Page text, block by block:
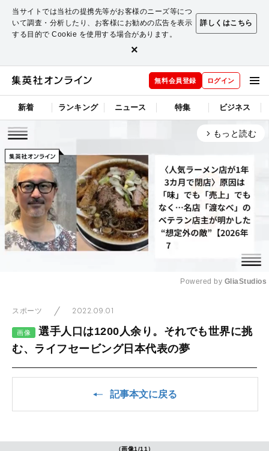
当サイトでは当社の提携先等がお客様のニーズ等につ
いて調査・分析したり、お客様にお勧めの広告を表示
する目的で Cookie を使用する場合があります。
詳しくはこちら
×
無料会員登録 ログイン
新着 ランキング ニュース 特集 ビジネス
arrow_forward_ios もっと読む
Powered by GliaStudios
スポーツ 2022.09.01
画像
選手人口は1200人余り。それでも世界に挑
む、ライフセービング日本代表の夢
記事本文に戻る
（画像1/11）